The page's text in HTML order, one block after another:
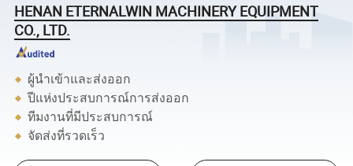
HENAN ETERNALWIN MACHINERY EQUIPMENT
CO., LTD.
ผู้นำเข้าและส่งออก
ปีแห่งประสบการณ์การส่งออก
ทีมงานที่มีประสบการณ์
จัดส่งที่รวดเร็ว